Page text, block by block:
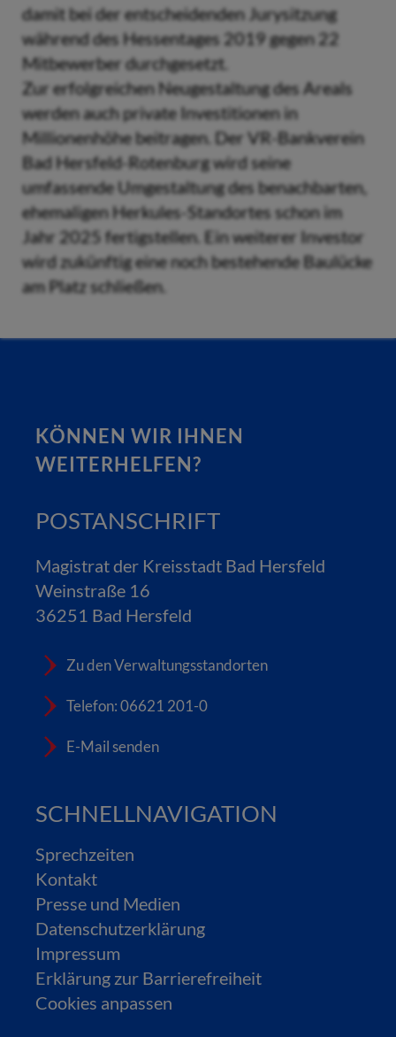
damit bei der entscheidenden Jurysitzung
während des Hessentages 2019 gegen 22
Mitbewerber durchgesetzt.
Zur erfolgreichen Neugestaltung des Areals
werden auch private Investitionen in
Millionenhöhe beitragen. Der VR-Bankverein
Bad Hersfeld-Rotenburg wird seine
umfassende Umgestaltung des benachbarten,
ehemaligen Herkules-Standortes schon im
Jahr 2025 fertigstellen. Ein weiterer Investor
wird zukünftig eine noch bestehende Baulücke
am Platz schließen.
KÖNNEN WIR IHNEN
WEITERHELFEN?
POSTANSCHRIFT
Magistrat der Kreisstadt Bad Hersfeld
Weinstraße 16
36251 Bad Hersfeld
Zu den Verwaltungsstandorten
Telefon: 06621 201-0
E-Mail senden
SCHNELLNAVIGATION
Sprechzeiten
Kontakt
Presse und Medien
Datenschutzerklärung
Impressum
Erklärung zur Barrierefreiheit
Cookies anpassen